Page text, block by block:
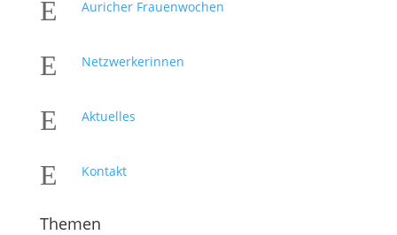
E Auricher Frauenwochen
E Netzwerkerinnen
E Aktuelles
E Kontakt
Themen